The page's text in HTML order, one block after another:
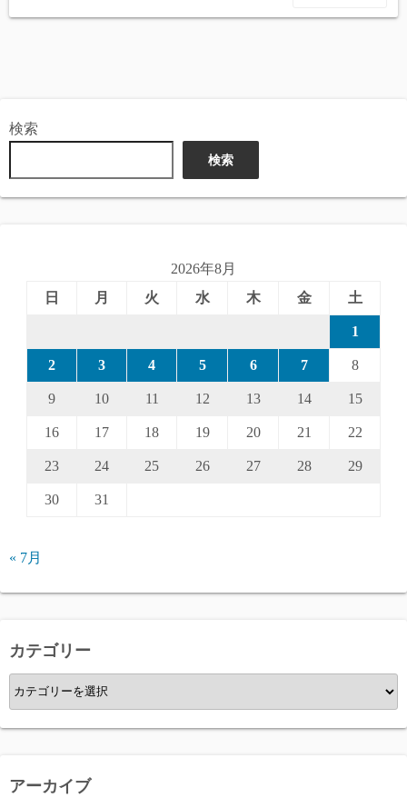
検索
検索
2026年8月
日
月 火 水 木 金 土
1
2 3 4 5 6 7 8
9 10 11 12 13 14 15
16 17 18 19 20 21 22
23 24 25 26 27 28 29
30 31
« 7月
カテゴリー
カ
テ
ゴ
ー
アーカイブ